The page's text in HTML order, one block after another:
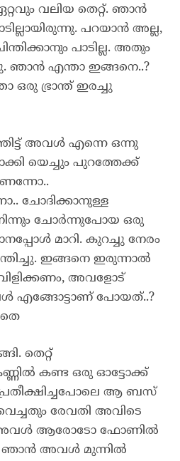
വലിയ തെറ്റ്. ഞാൻ
പറയാൻ അല്ല,
പാടില്ല. അതും
ഞാൻ എന്താ ഇങ്ങനെ..?
ഒരു ഭ്രാന്ത് ഇരച്ചു
അവൾ എന്നെ ഒന്നു
യെച്ചും പുറത്തേക്ക്
ചോദിക്കാനുള്ള
ചോർന്നുപോയ ഒരു
മാറി. കുറച്ചു നേരം
ഇങ്ങനെ ഇരുന്നാൽ
അവളോട്‌
എങ്ങോട്ടാണ് പോയത്..?
തെറ്റ്
കണ്ട ഒരു ഓട്ടോക്ക്
പ്രതീക്ഷിച്ചപോലെ ആ ബസ്
വെച്ചതും രേവതി അവിടെ
അവൾ ആരോടോ ഫോണിൽ
ഞാൻ അവൾ മുന്നിൽ